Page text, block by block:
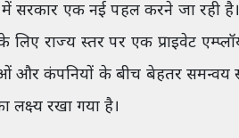
में सरकार एक नई पहल करने जा रही
लिए राज्य स्तर पर एक प्राइवेट
और कंपनियों के बीच बेहतर समन्वय
लक्ष्य रखा गया है।